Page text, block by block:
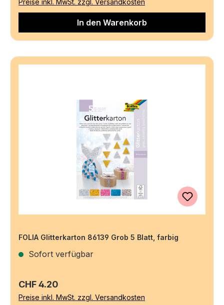
Preise inkl. MwSt. zzgl. Versandkosten
In den Warenkorb
FOLIA Glitterkarton 86139 Grob 5 Blatt, farbig
Sofort verfügbar
Regulärer Preis:
CHF 4.20
Preise inkl. MwSt. zzgl. Versandkosten